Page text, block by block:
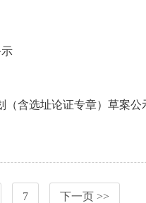
（含选址论证专章）草案公
7 下一页 >>